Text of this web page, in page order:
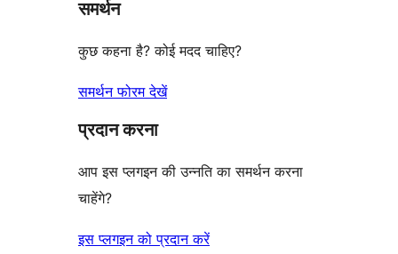
समर्थन
कुछ कहना है? कोई मदद चाहिए?
समर्थन फोरम देखें
प्रदान करना
आप इस प्लगइन की उन्नति का समर्थन करना
चाहेंगे?
इस प्लगइन को प्रदान करें